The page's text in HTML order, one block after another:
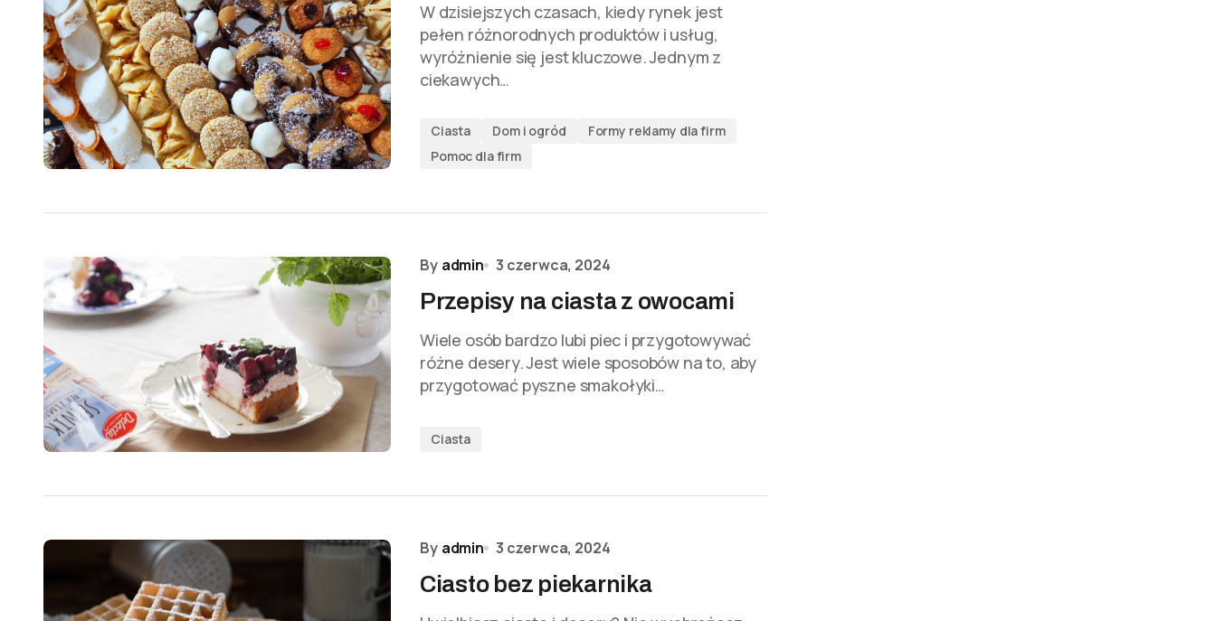
W dzisiejszych czasach, kiedy rynek jest
pełen różnorodnych produktów i usług,
wyróżnienie się jest kluczowe. Jednym z
ciekawych…
Ciasta Dom i ogród
Formy reklamy dla firm
Pomoc dla firm
By admin 3 czerwca, 2024
Przepisy na ciasta z owocami
Wiele osób bardzo lubi piec i przygotowywać
różne desery. Jest wiele sposobów na to, aby
przygotować pyszne smakołyki…
Ciasta
By admin 3 czerwca, 2024
Ciasto bez piekarnika